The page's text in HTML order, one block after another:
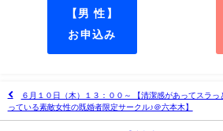
【男 性】
お申込み
６月１０日（木）１３：００～ 【清潔感があってスラ
っている素敵女性の既婚者限定サークル♪＠六本木】